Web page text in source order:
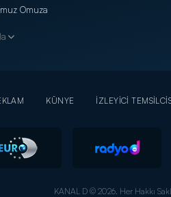
Omuza
KÜNYE İZLEYİCİ
KANAL D © 2026. Her Hakkı